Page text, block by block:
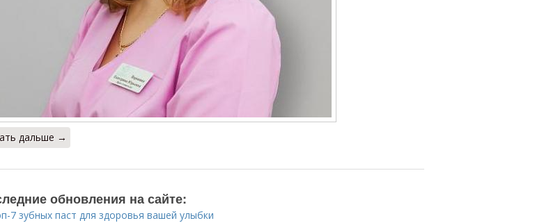
дальше →
обновления на сайте:
7 зубных паст для здоровья вашей улыбки